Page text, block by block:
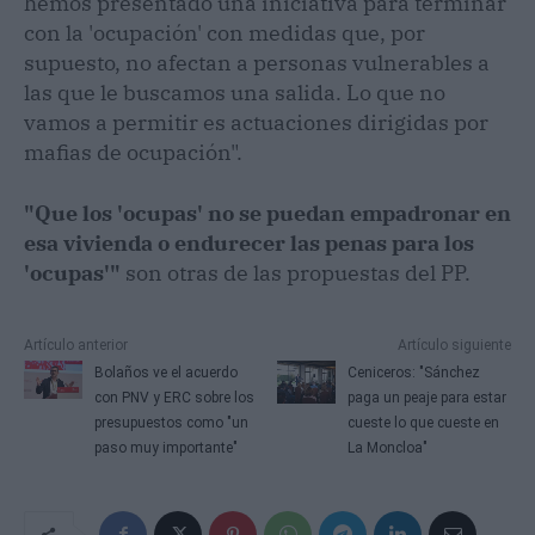
con la 'ocupación' con medidas que, por
supuesto, no afectan a personas vulnerables a
las que le buscamos una salida. Lo que no
vamos a permitir es actuaciones dirigidas por
mafias de ocupación".
"Que los 'ocupas' no se puedan empadronar en
esa vivienda o endurecer las penas para los
'ocupas'" son otras de las propuestas del PP.
Artículo anterior
Bolaños ve el acuerdo
con PNV y ERC sobre los
presupuestos como "un
paso muy importante"
Artículo siguiente
Ceniceros: "Sánchez
paga un peaje para estar
cueste lo que cueste en
La Moncloa"